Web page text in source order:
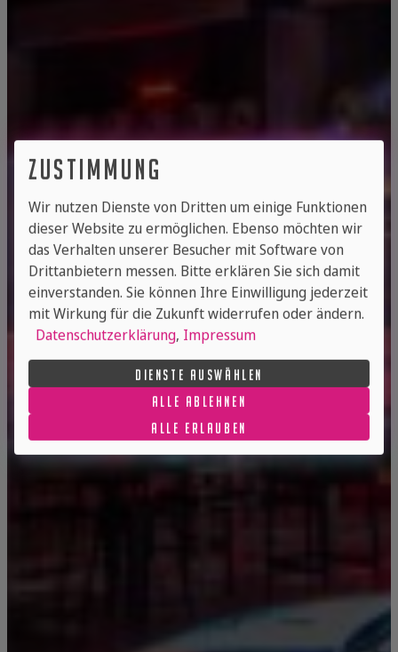
corporate road­shows &
auto­motive events
zustimmung
Wir nutzen Dienste von Dritten um einige Funktionen
dieser Website zu ermöglichen. Ebenso möchten wir
das Verhalten unserer Besucher mit Software von
Drittanbietern messen. Bitte erklären Sie sich damit
einverstanden. Sie können Ihre Einwilligung jederzeit
mit Wirkung für die Zukunft widerrufen oder ändern.
Datenschutzerklärung, Impressum
DIENSTE AUSWÄHLEN
ALLE ABLEHNEN
ALLE ERLAUBEN